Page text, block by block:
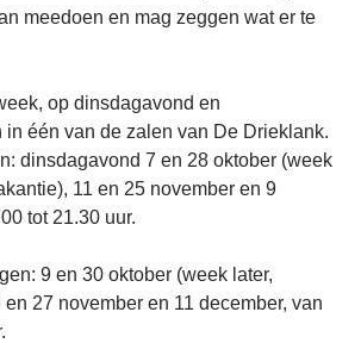
meedoen en mag zeggen wat er te
op dinsdagavond en
één van de zalen van De Drieklank.
dinsdagavond 7 en 28 oktober (week
11 en 25 november en 9
tot 21.30 uur.
9 en 30 oktober (week later,
27 november en 11 december, van